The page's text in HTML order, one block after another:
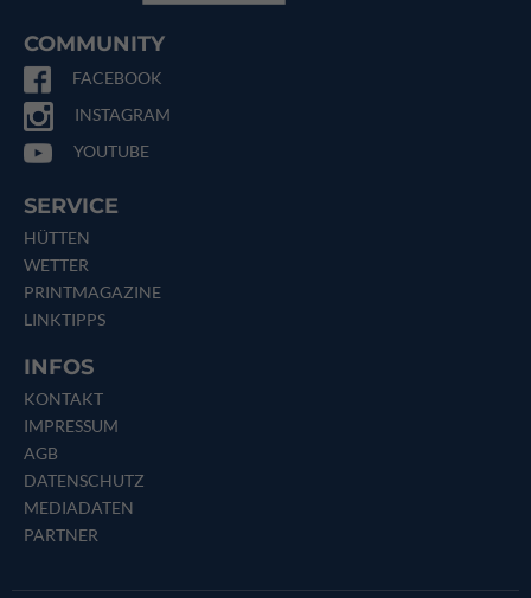
COMMUNITY
FACEBOOK
INSTAGRAM
YOUTUBE
SERVICE
HÜTTEN
WETTER
PRINTMAGAZINE
LINKTIPPS
INFOS
KONTAKT
IMPRESSUM
AGB
DATENSCHUTZ
MEDIADATEN
PARTNER